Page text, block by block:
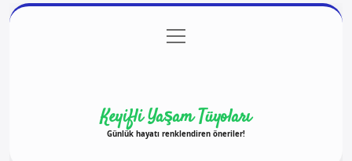
Gizlilik Politikası
menüyü
aç
Keyifli Yaşam Tüyoları
Günlük hayatı renklendiren öneriler!